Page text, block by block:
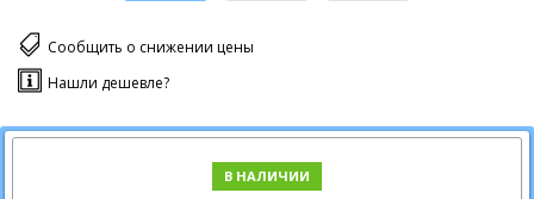
Сообщить о снижении цены
Нашли дешевле?
В НАЛИЧИИ